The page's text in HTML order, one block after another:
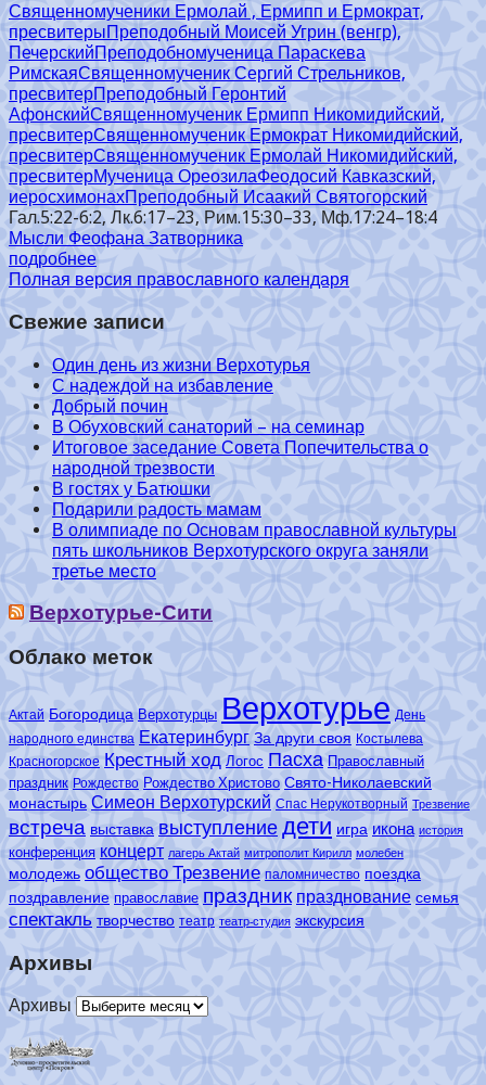
Священномученики Ермолай , Ермипп и Ермократ,
пресвитерыПреподобный Моисей Угрин (венгр),
ПечерскийПреподобномученица Параскева
РимскаяСвященномученик Сергий Стрельников,
пресвитерПреподобный Геронтий
АфонскийСвященномученик Ермипп Никомидийский,
пресвитерСвященномученик Ермократ Никомидийский,
пресвитерСвященномученик Ермолай Никомидийский,
пресвитерМученица ОреозилаФеодосий Кавказский,
иеросхимонахПреподобный Исаакий Святогорский
Гал.5:22-6:2, Лк.6:17–23, Рим.15:30–33, Мф.17:24–18:4
Мысли Феофана Затворника
подробнее
Полная версия православного календаря
Свежие записи
Один день из жизни Верхотурья
С надеждой на избавление
Добрый почин
В Обуховский санаторий – на семинар
Итоговое заседание Совета Попечительства о
народной трезвости
В гостях у Батюшки
Подарили радость мамам
В олимпиаде по Основам православной культуры
пять школьников Верхотурского округа заняли
третье место
Верхотурье-Сити
Облако меток
Актай Богородица Верхотурцы Верхотурье День
народного единства Екатеринбург За други своя Костылева
Красногорское Крестный ход Логос Пасха Православный
праздник Рождество Рождество Христово Свято-Николаевский
монастырь Симеон Верхотурский Спас Нерукотворный Трезвение
встреча выставка выступлениедети игра икона история
конференция концерт лагерь Актай митрополит Кирилл молебен
молодежь общество Трезвение паломничество поездка
поздравление православие праздник празднование семья
спектакль творчество театр театр-студия экскурсия
Архивы
Архивы